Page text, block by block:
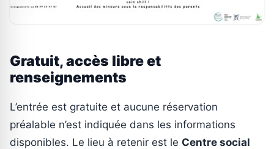
Gratuit, accès libre et
renseignements
L’entrée est gratuite et aucune réservation
préalable n’est indiquée dans les informations
disponibles. Le lieu à retenir est le Centre social